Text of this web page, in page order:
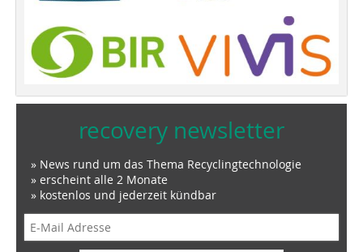
recovery newsletter
» News rund um das Thema Recyclingtechnologie
» erscheint alle 2 Monate
» kostenlos und jederzeit kündbar